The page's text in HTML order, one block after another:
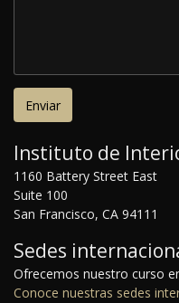
Instituto de
1160 Battery Street East
Suite 100
San Francisco, CA 94111
Sedes
Ofrecemos nuestro curso
Conoce nuestras sedes